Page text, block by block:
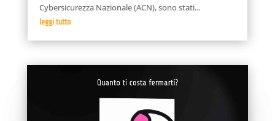
Cybersicurezza Nazionale (ACN), sono stati...
leggi tutto